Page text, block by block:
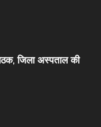
जिला अस्पताल की